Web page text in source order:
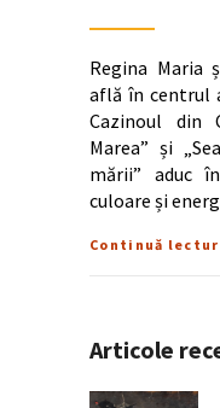
Regina Maria
află în centrul
Cazinoul din
Marea” și
mării” aduc
culoare și
Continuă
Articole